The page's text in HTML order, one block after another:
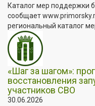
Каталог мер поддержки
сообщает
региональный каталог
«Шаг за шагом»:
восстановления
участников СВО
30.06.2026